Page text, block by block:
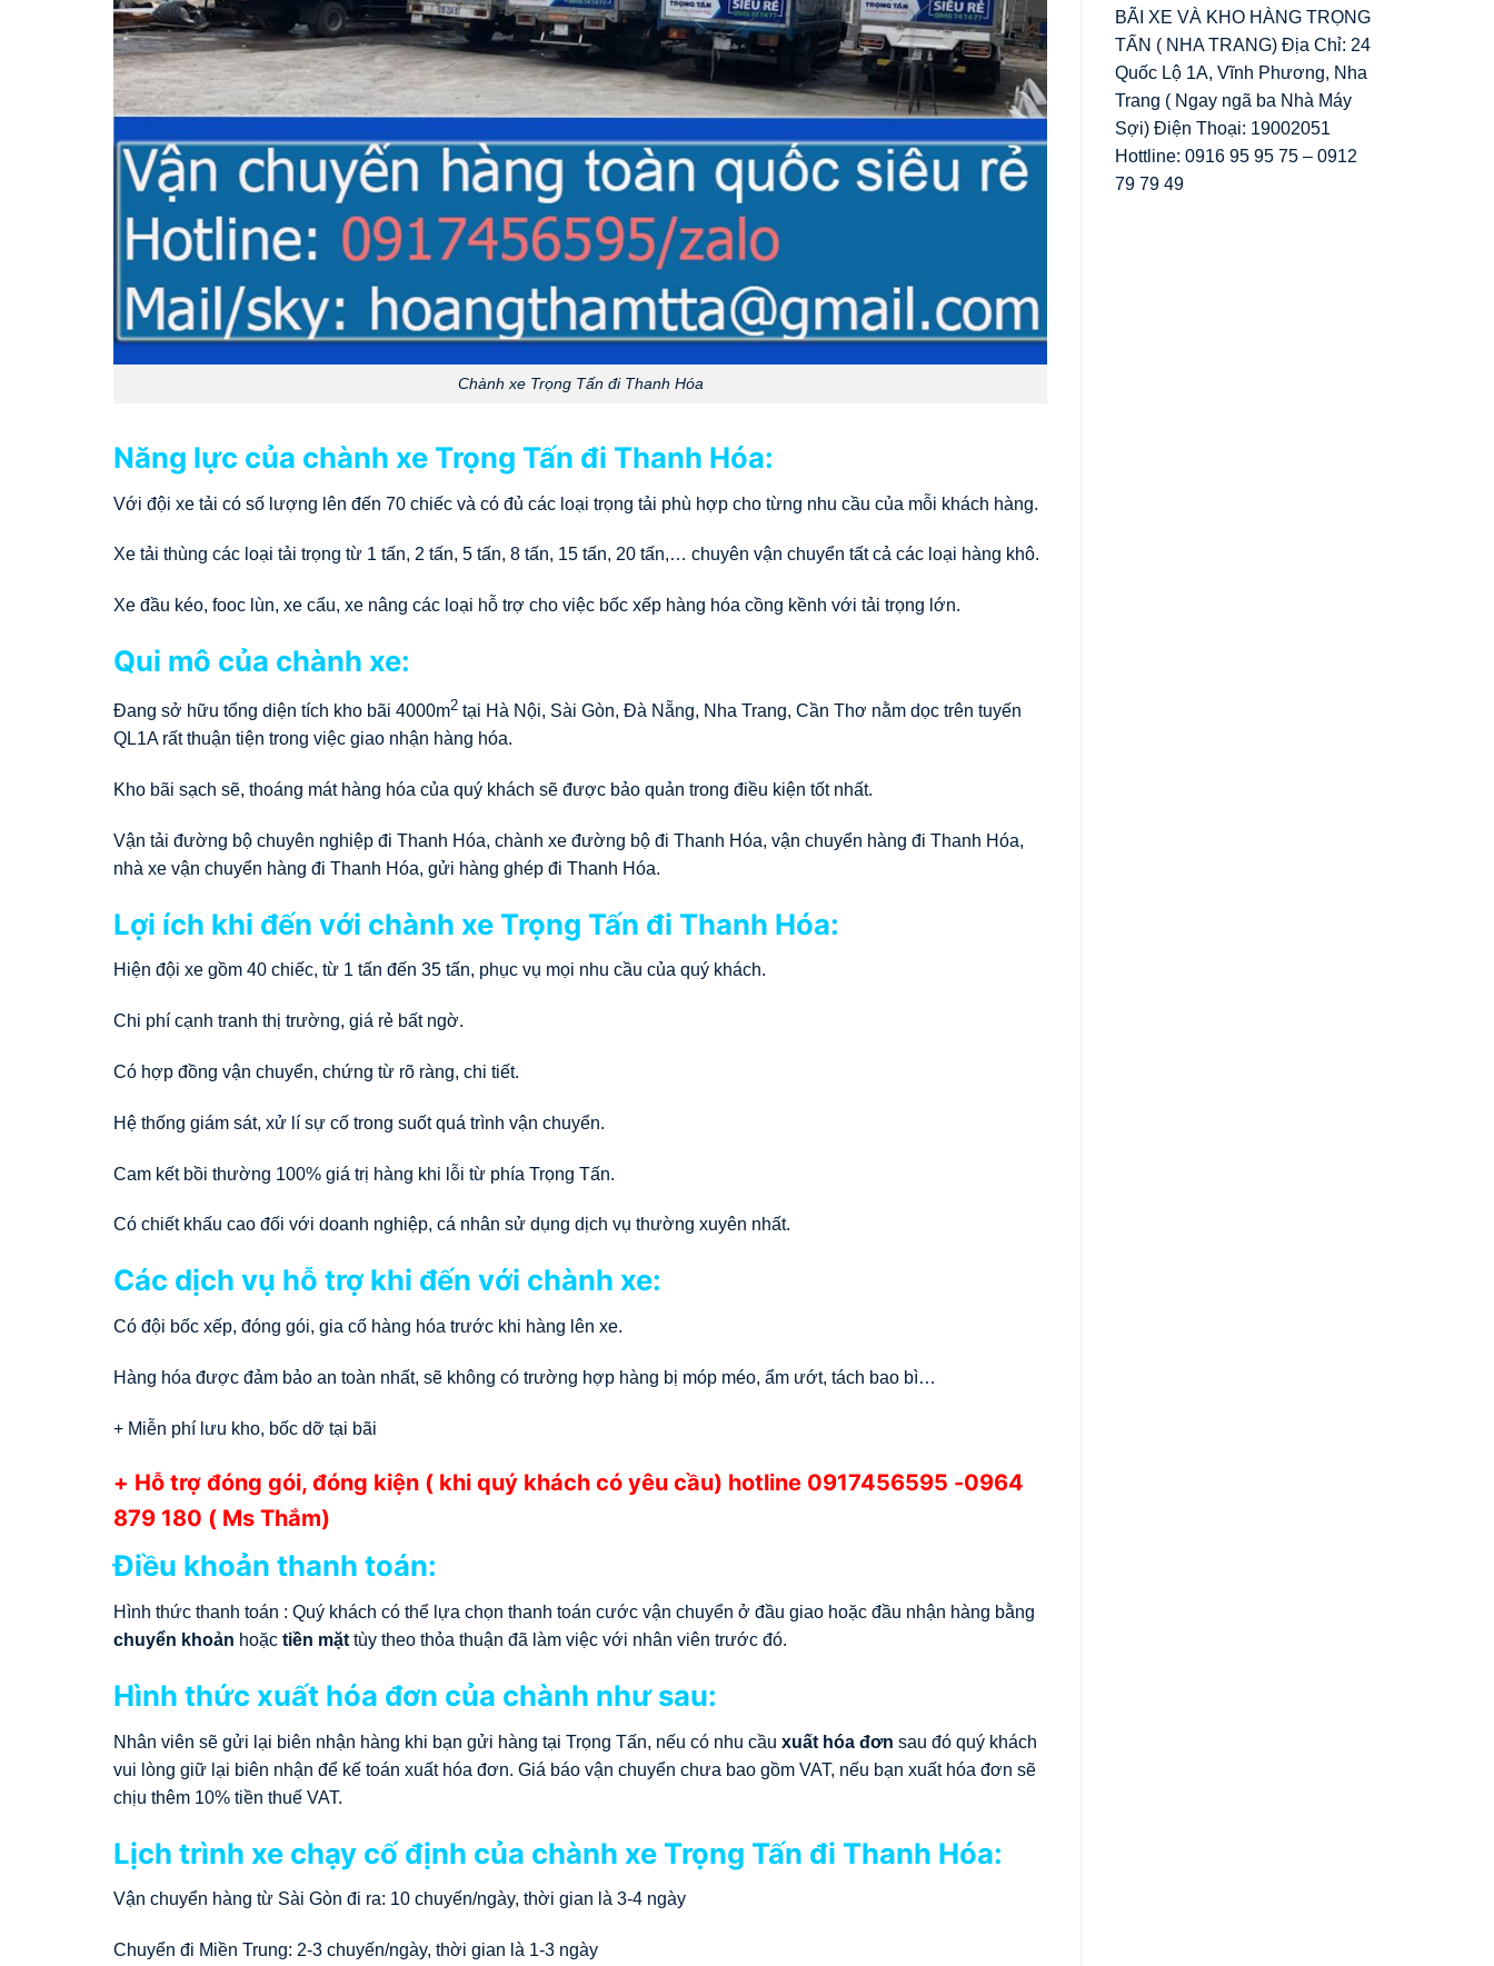
Chành xe Trọng Tấn đi Thanh Hóa
Năng lực của chành xe Trọng Tấn đi Thanh Hóa:
Với đội xe tải có số lượng lên đến 70 chiếc và có đủ các loại trọng tải phù hợp cho từng nhu cầu của mỗi khách hàng.
Xe tải thùng các loại tải trọng từ 1 tấn, 2 tấn, 5 tấn, 8 tấn, 15 tấn, 20 tấn,… chuyên vận chuyển tất cả các loại hàng khô.
Xe đầu kéo, fooc lùn, xe cẩu, xe nâng các loại hỗ trợ cho việc bốc xếp hàng hóa cồng kềnh với tải trọng lớn.
Qui mô của chành xe:
Đang sở hữu tổng diện tích kho bãi 4000m2 tại Hà Nội, Sài Gòn, Đà Nẵng, Nha Trang, Cần Thơ nằm dọc trên tuyến
QL1A rất thuận tiện trong việc giao nhận hàng hóa.
Kho bãi sạch sẽ, thoáng mát hàng hóa của quý khách sẽ được bảo quản trong điều kiện tốt nhất.
Vận tải đường bộ chuyên nghiệp đi Thanh Hóa, chành xe đường bộ đi Thanh Hóa, vận chuyển hàng đi Thanh Hóa,
nhà xe vận chuyển hàng đi Thanh Hóa, gửi hàng ghép đi Thanh Hóa.
Lợi ích khi đến với chành xe Trọng Tấn đi Thanh Hóa:
Hiện đội xe gồm 40 chiếc, từ 1 tấn đến 35 tấn, phục vụ mọi nhu cầu của quý khách.
Chi phí cạnh tranh thị trường, giá rẻ bất ngờ.
Có hợp đồng vận chuyển, chứng từ rõ ràng, chi tiết.
Hệ thống giám sát, xử lí sự cố trong suốt quá trình vận chuyển.
Cam kết bồi thường 100% giá trị hàng khi lỗi từ phía Trọng Tấn.
Có chiết khấu cao đối với doanh nghiệp, cá nhân sử dụng dịch vụ thường xuyên nhất.
Các dịch vụ hỗ trợ khi đến với chành xe:
Có đội bốc xếp, đóng gói, gia cố hàng hóa trước khi hàng lên xe.
Hàng hóa được đảm bảo an toàn nhất, sẽ không có trường hợp hàng bị móp méo, ẩm ướt, tách bao bì…
+ Miễn phí lưu kho, bốc dỡ tại bãi
+ Hỗ trợ đóng gói, đóng kiện ( khi quý khách có yêu cầu) hotline 0917456595 -0964
879 180 ( Ms Thắm)
Điều khoản thanh toán:
Hình thức thanh toán : Quý khách có thể lựa chọn thanh toán cước vận chuyển ở đầu giao hoặc đầu nhận hàng bằng
chuyển khoản hoặc tiền mặt tùy theo thỏa thuận đã làm việc với nhân viên trước đó.
Hình thức xuất hóa đơn của chành như sau:
Nhân viên sẽ gửi lại biên nhận hàng khi bạn gửi hàng tại Trọng Tấn, nếu có nhu cầu xuất hóa đơn sau đó quý khách
vui lòng giữ lại biên nhận để kế toán xuất hóa đơn. Giá báo vận chuyển chưa bao gồm VAT, nếu bạn xuất hóa đơn sẽ
chịu thêm 10% tiền thuế VAT.
Lịch trình xe chạy cố định của chành xe Trọng Tấn đi Thanh Hóa:
Vận chuyển hàng từ Sài Gòn đi ra: 10 chuyến/ngày, thời gian là 3-4 ngày
Chuyển đi Miền Trung: 2-3 chuyến/ngày, thời gian là 1-3 ngày
BÃI XE VÀ KHO HÀNG TRỌNG
TẤN ( NHA TRANG) Địa Chỉ: 24
Quốc Lộ 1A, Vĩnh Phương, Nha
Trang ( Ngay ngã ba Nhà Máy
Sợi) Điện Thoại: 19002051
Hottline: 0916 95 95 75 – 0912
79 79 49